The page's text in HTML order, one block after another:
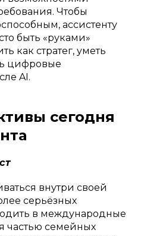
Чтобы
ассистенту
быть «руками»
как стратег, уметь
цифровые
AI.
сегодня
внутри своей
серьёзных
в международные
частью семейных